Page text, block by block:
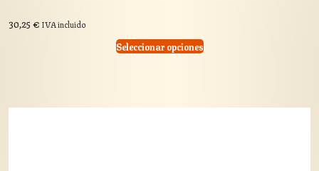
30,25€ IVA incluido
Seleccionar opciones